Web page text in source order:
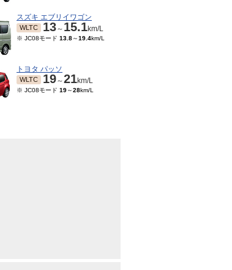
スズキ エブリイワゴン
WLTC 13～ 15.1km/L
※ JC08モード 13.8～19.4km/L
トヨタ パッソ
WLTC 19～21km/L
※ JC08モード 19～28km/L